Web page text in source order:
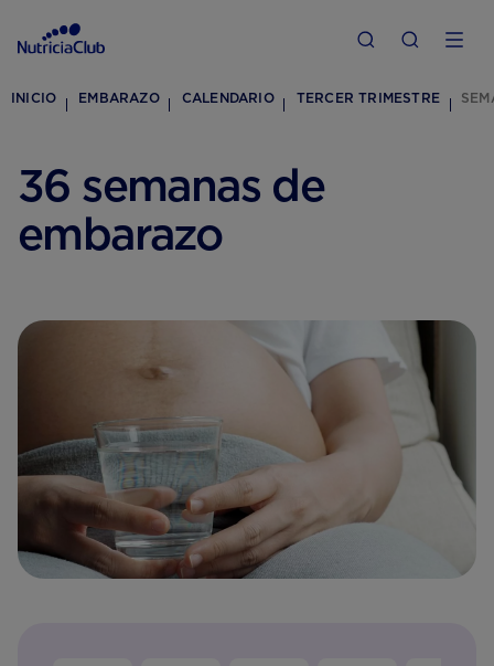
INICIO EMBARAZO CALENDARIO TERCER TRIMESTRE
36 semanas de
embarazo